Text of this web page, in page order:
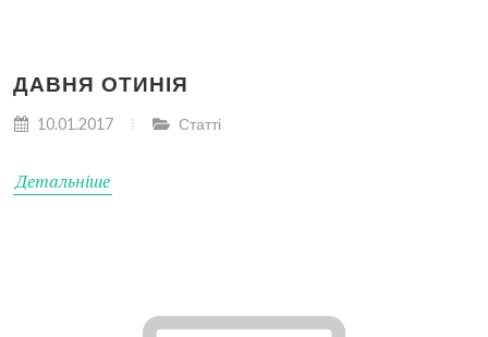
ДАВНЯ ОТИНІЯ
10.01.2017 Статті
Детальніше